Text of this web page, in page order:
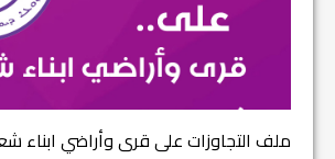
ملف التجاوزات على قرى وأراضي ابناء